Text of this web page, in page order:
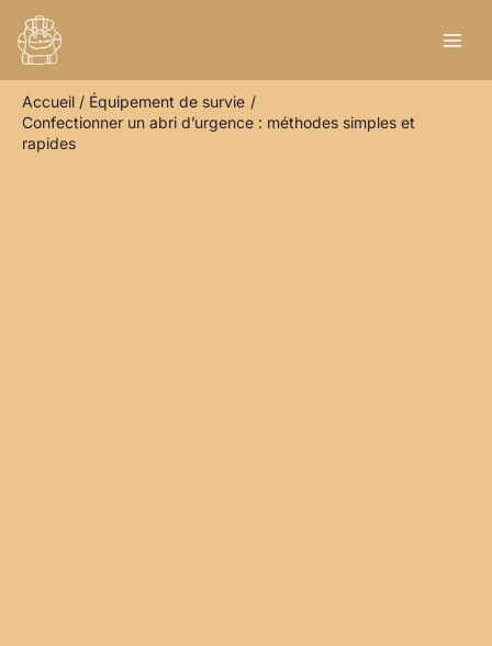
contenu
Accueil
Équipement de survie
Confectionner un abri d’urgence : méthodes simples et
rapides
e
h
e